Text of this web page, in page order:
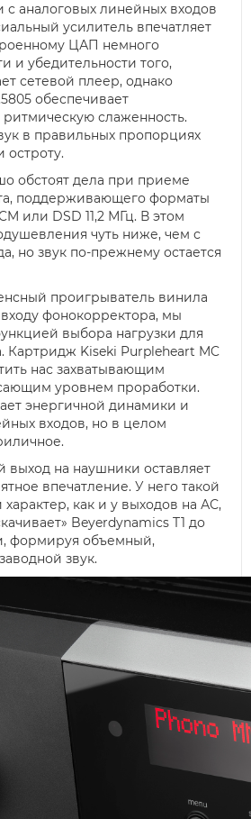
аналоговых линейных входов
усилитель впечатляет
ЦАП немного
и убедительности того,
сетевой плеер, однако
обеспечивает
ритмическую слаженность.
в правильных пропорциях
остроту.
обстоят дела при приеме
поддерживающего форматы
или DSD 11,2 МГц. В этом
чуть ниже, чем с
но звук по-прежнему остается
проигрыватель винила
входу фонокорректора, мы
выбора нагрузки для
Картридж Kiseki Purpleheart MC
нас захватывающим
уровнем проработки.
энергичной динамики и
входов, но в целом
на наушники оставляет
впечатление. У него такой
как и у выходов на АС,
Beyerdynamics T1 до
формируя объемный,
звук.